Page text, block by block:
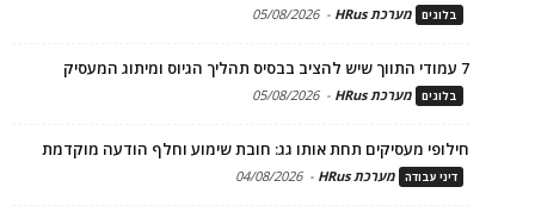
בלוגים מערכת HRus -
05/08/2026
7 עמודי התווך שיש להציב בבסיס תהליך הגיוס ומיתוג המעסיק
בלוגים מערכת HRus -
05/08/2026
חילופי מעסיקים תחת אותו גג: חובת שימוע וחלף הודעה מוקדמת
דיני עבודה מערכת HRus -
04/08/2026